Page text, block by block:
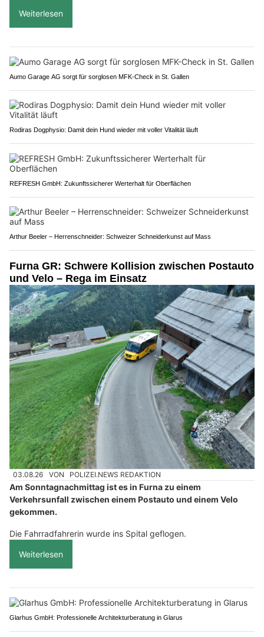
Weiterlesen
Aumo Garage AG sorgt für sorglosen MFK-Check in St. Gallen
Rodiras Dogphysio: Damit dein Hund wieder mit voller Vitalität läuft
REFRESH GmbH: Zukunftssicherer Werterhalt für Oberflächen
Arthur Beeler – Herrenschneider: Schweizer Schneiderkunst auf Mass
Furna GR: Schwere Kollision zwischen Postauto
und Velo – Rega im Einsatz
03.08.26 VON POLIZEI.NEWS REDAKTION
Am Sonntagnachmittag ist es in Furna zu einem
Verkehrsunfall zwischen einem Postauto und einem Velo
gekommen.
Die Fahrradfahrerin wurde ins Spital geflogen.
Weiterlesen
Glarhus GmbH: Professionelle Architekturberatung in Glarus